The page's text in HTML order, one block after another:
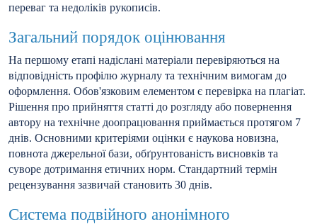
переваг та недоліків рукописів.
Загальний порядок оцінювання
На першому етапі надіслані матеріали перевіряються на
відповідність профілю журналу та технічним вимогам до
оформлення. Обов'язковим елементом є перевірка на плагіат.
Рішення про прийняття статті до розгляду або повернення
автору на технічне доопрацювання приймається протягом 7
днів. Основними критеріями оцінки є наукова новизна,
повнота джерельної бази, обґрунтованість висновків та
суворе дотримання етичних норм. Стандартний термін
рецензування зазвичай становить 30 днів.
Система подвійного анонімного